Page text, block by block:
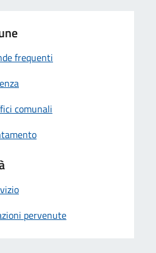
frequenti
comunali
pervenute